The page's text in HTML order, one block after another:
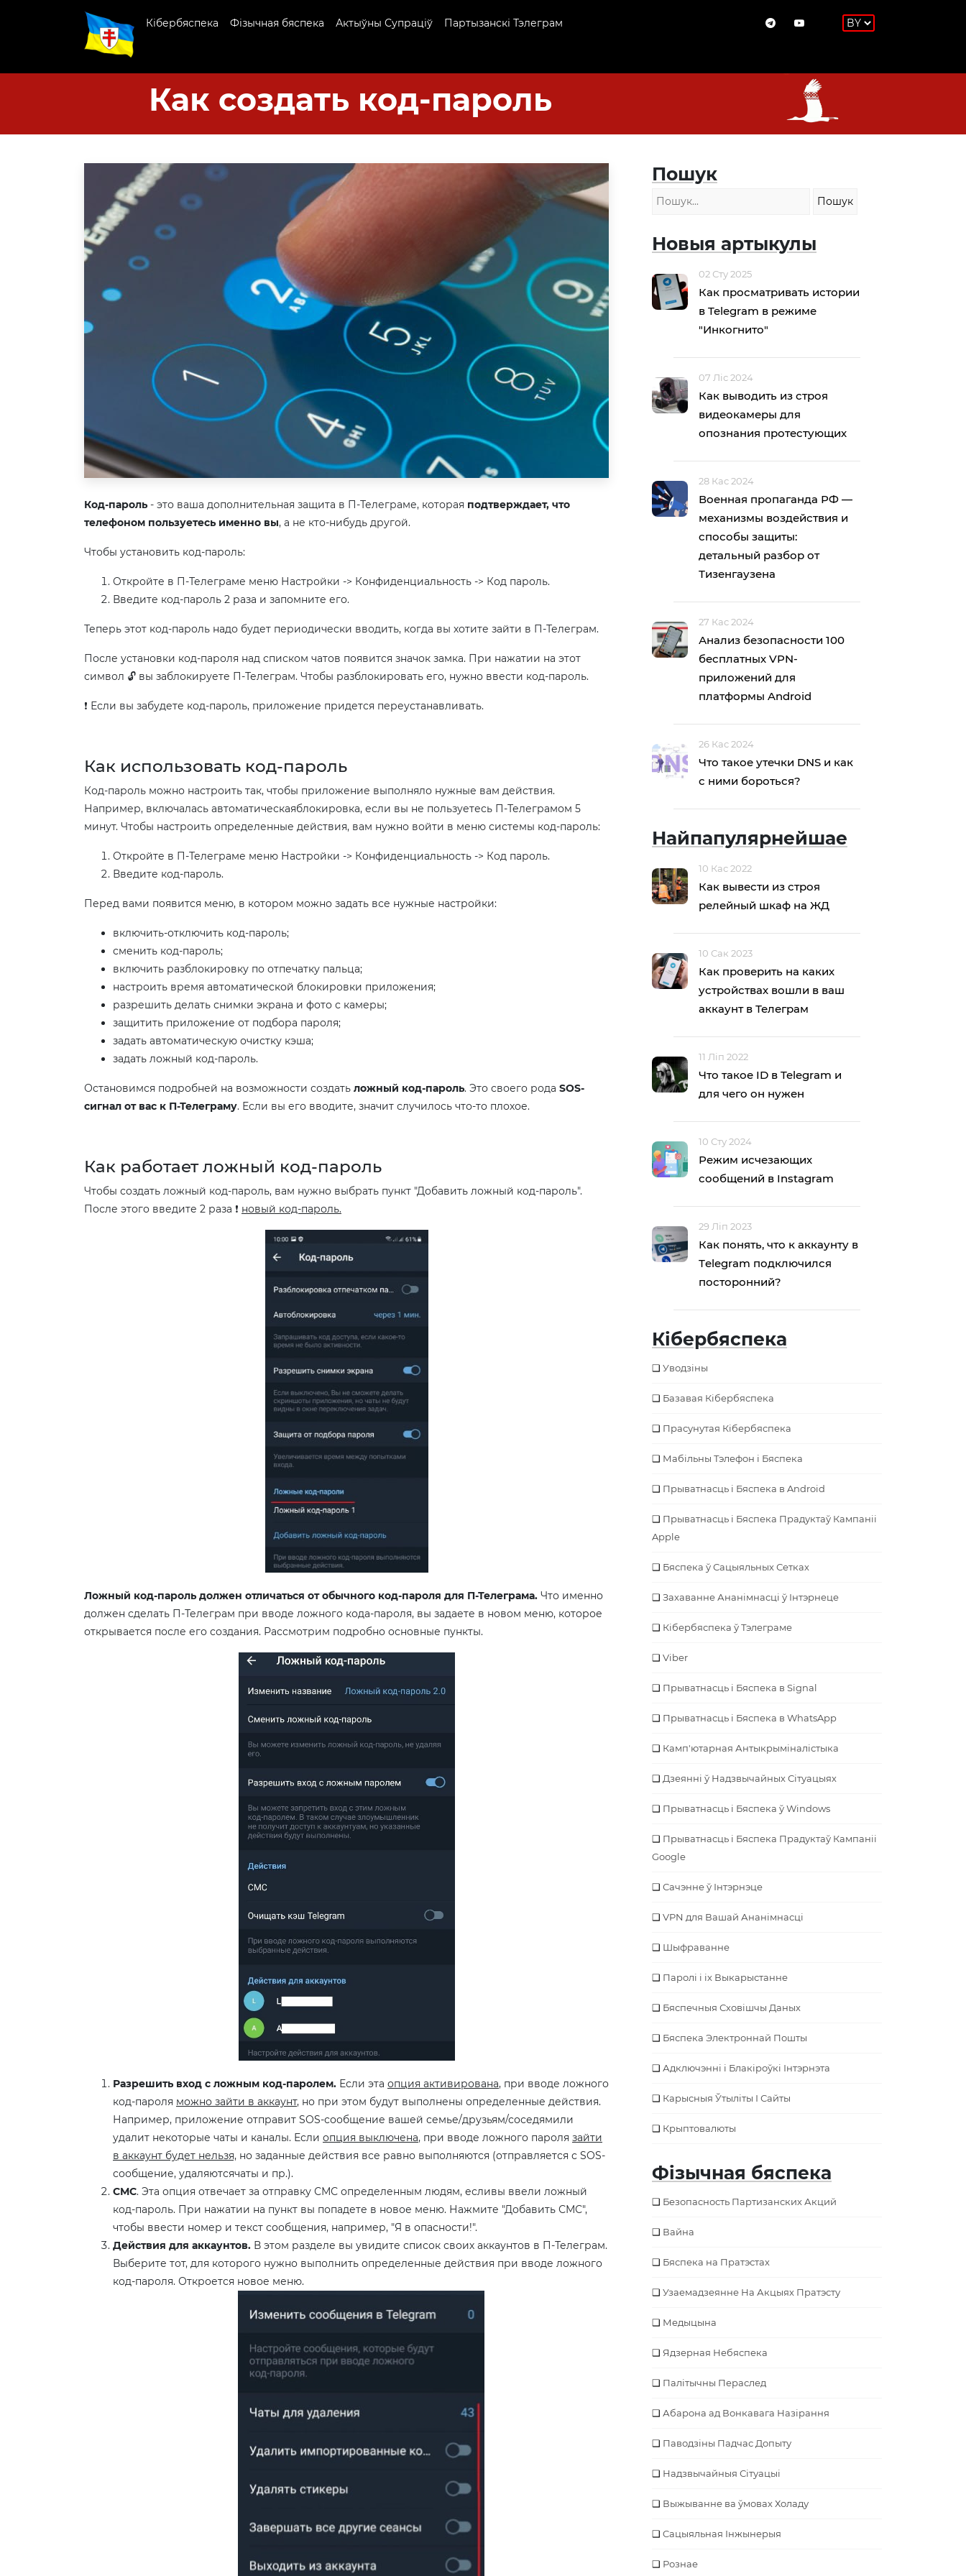
Кібербяспека Фізычная бяспека Актыўны Супраціў Партызанскі Тэлеграм
Как создать код-пароль
Код-пароль - это ваша дополнительная защита в П-Телеграме, которая подтверждает, что
телефоном пользуетесь именно вы, а не кто-нибудь другой.
Чтобы установить код-пароль:
Откройте в П-Телеграме меню Настройки -> Конфиденциальность -> Код пароль.
Введите код-пароль 2 раза и запомните его.
Теперь этот код-пароль надо будет периодически вводить, когда вы хотите зайти в П-Телеграм.
После установки код-пароля над списком чатов появится значок замка. При нажатии на этот
символ 🔓 вы заблокируете П-Телеграм. Чтобы разблокировать его, нужно ввести код-пароль.
❗ Если вы забудете код-пароль, приложение придется переустанавливать.
Как использовать код-пароль
Код-пароль можно настроить так, чтобы приложение выполняло нужные вам действия.
Например, включалась автоматическаяблокировка, если вы не пользуетесь П-Телеграмом 5
минут. Чтобы настроить определенные действия, вам нужно войти в меню системы код-пароль:
Откройте в П-Телеграме меню Настройки -> Конфиденциальность -> Код пароль.
Введите код-пароль.
Перед вами появится меню, в котором можно задать все нужные настройки:
включить-отключить код-пароль;
сменить код-пароль;
включить разблокировку по отпечатку пальца;
настроить время автоматической блокировки приложения;
разрешить делать снимки экрана и фото с камеры;
защитить приложение от подбора пароля;
задать автоматическую очистку кэша;
задать ложный код-пароль.
Остановимся подробней на возможности создать ложный код-пароль. Это своего рода SOS-
сигнал от вас к П-Телеграму. Если вы его вводите, значит случилось что-то плохое.
Как работает ложный код-пароль
Чтобы создать ложный код-пароль, вам нужно выбрать пункт "Добавить ложный код-пароль".
После этого введите 2 раза ❗ новый код-пароль.
Ложный код-пароль должен отличаться от обычного код-пароля для П-Телеграма. Что именно
должен сделать П-Телеграм при вводе ложного кода-пароля, вы задаете в новом меню, которое
открывается после его создания. Рассмотрим подробно основные пункты.
Разрешить вход с ложным код-паролем. Если эта опция активирована, при вводе ложного
код-пароля можно зайти в аккаунт, но при этом будут выполнены определенные действия.
Например, приложение отправит SOS-сообщение вашей семье/друзьям/соседямили
удалит некоторые чаты и каналы. Если опция выключена, при вводе ложного пароля зайти
в аккаунт будет нельзя, но заданные действия все равно выполняются (отправляется с SOS-
сообщение, удаляютсячаты и пр.).
СМС. Эта опция отвечает за отправку СМС определенным людям, есливы ввели ложный
код-пароль. При нажатии на пункт вы попадете в новое меню. Нажмите "Добавить СМС",
чтобы ввести номер и текст сообщения, например, "Я в опасности!".
Действия для аккаунтов. В этом разделе вы увидите список своих аккаунтов в П-Телеграм.
Выберите тот, для которого нужно выполнить определенные действия при вводе ложного
код-пароля. Откроется новое меню.
Пошук
Новыя артыкулы
02 Сту 2025
Как просматривать истории
в Telegram в режиме
"Инкогнито"
07 Ліс 2024
Как выводить из строя
видеокамеры для
опознания протестующих
28 Кас 2024
Военная пропаганда РФ —
механизмы воздействия и
способы защиты:
детальный разбор от
Тизенгаузена
27 Кас 2024
Анализ безопасности 100
бесплатных VPN-
приложений для
платформы Android
26 Кас 2024
Что такое утечки DNS и как
с ними бороться?
Найпапулярнейшае
10 Кас 2022
Как вывести из строя
релейный шкаф на ЖД
10 Сак 2023
Как проверить на каких
устройствах вошли в ваш
аккаунт в Телеграм
11 Ліп 2022
Что такое ID в Telegram и
для чего он нужен
10 Сту 2024
Режим исчезающих
сообщений в Instagram
29 Ліп 2023
Как понять, что к аккаунту в
Тelegram подключился
посторонний?
Кібербяспека
Уводзіны
Базавая Кібербяспека
Прасунутая Кібербяспека
Мабільны Тэлефон і Бяспека
Прыватнасць і Бяспека в Android
Прыватнасць і Бяспека Прадуктаў Кампаніі
Apple
Бяспека ў Сацыяльных Сетках
Захаванне Ананімнасці ў Інтэрнеце
Кібербяспека ў Тэлеграме
Viber
Прыватнасць і Бяспека в Signal
Прыватнасць і Бяспека в WhatsApp
Камп'ютарная Антыкрыміналістыка
Дзеянні ў Надзвычайных Сітуацыях
Прыватнасць і Бяспека ў Windows
Прыватнасць і Бяспека Прадуктаў Кампаніі
Google
Сачэнне ў Інтэрнэце
VPN для Вашай Ананімнасці
Шыфраванне
Паролі і іх Выкарыстанне
Бяспечныя Сховішчы Даных
Бяспека Электроннай Пошты
Адключэнні і Блакіроўкі Інтэрнэта
Карысныя Ўтыліты І Сайты
Крыптовалюты
Фізычная бяспека
Безопасность Партизанских Акций
Вайна
Бяспека на Пратэстах
Узаемадзеянне На Акцыях Пратэсту
Медыцына
Ядзерная Небяспека
Палітычны Пераслед
Абарона ад Вонкавага Назірання
Паводзіны Падчас Допыту
Надзвычайныя Сітуацыі
Выжыванне ва ўмовах Холаду
Cацыяльная Інжынерыя
Рознае